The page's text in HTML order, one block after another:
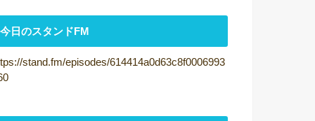
今日のスタンドFM
stand.fm/episodes/614414a0d63c8f0006993